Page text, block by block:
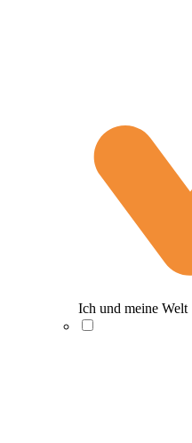
Ich und meine Welt